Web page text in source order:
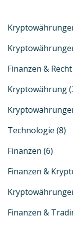
Finanzen & Recht
Kryptowährung
Technologie (8)
Finanzen (6)
Finanzen &
Finanzen &